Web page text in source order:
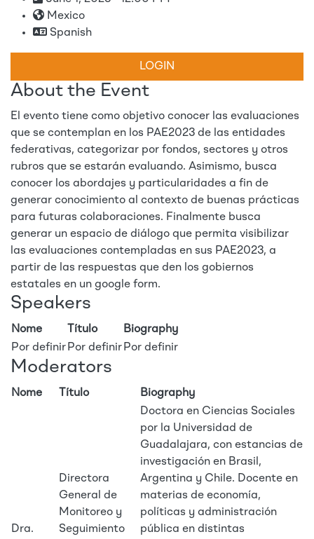
About the Event
El evento tiene como objetivo conocer las evaluaciones
que se contemplan en los PAE2023 de las entidades
federativas, categorizar por fondos, sectores y otros
rubros que se estarán evaluando. Asimismo, busca
conocer los abordajes y particularidades a fin de
generar conocimiento al contexto de buenas prácticas
para futuras colaboraciones. Finalmente busca
generar un espacio de diálogo que permita visibilizar
las evaluaciones contempladas en sus PAE2023, a
partir de las respuestas que den los gobiernos
estatales en un google form.
Speakers
Nome Título
Biography
Por definir Por definir Por definir
Moderators
Nome Título Biography
Dra.
Directora
General de
Monitoreo y
Seguimiento
Doctora en Ciencias Sociales
por la Universidad de
Guadalajara, con estancias de
investigación en Brasil,
Argentina y Chile. Docente en
materias de economía,
políticas y administración
pública en distintas
Mexico
Spanish
LOGIN